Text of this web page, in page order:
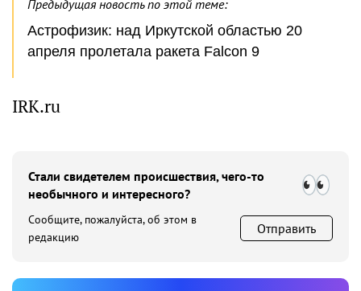
Предыдущая новость по этой теме:
Астрофизик: над Иркутской областью 20
апреля пролетала ракета Falcon 9
IRK.ru
Стали свидетелем происшествия, чего-то
необычного и интересного?
Сообщите, пожалуйста, об этом в
редакцию
Отправить